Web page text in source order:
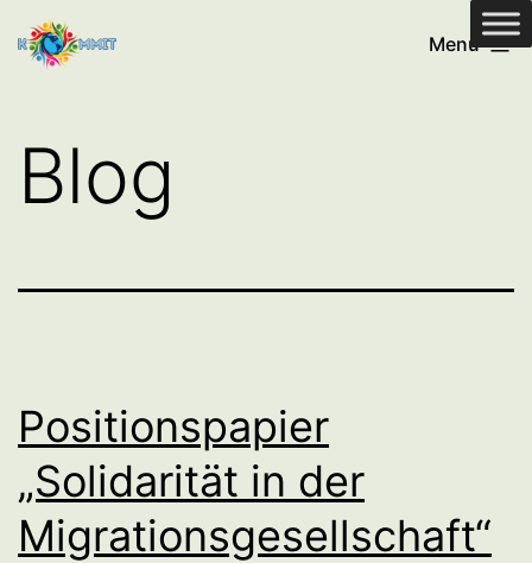
Zum
Inhalt
MSO-
Menü
Blog
Positionspapier
„Solidarität in der
Migrationsgesellschaft“